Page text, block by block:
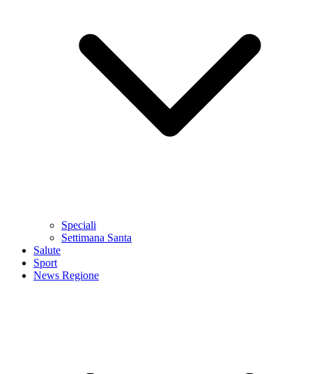
Speciali
Settimana Santa
Salute
Sport
News Regione